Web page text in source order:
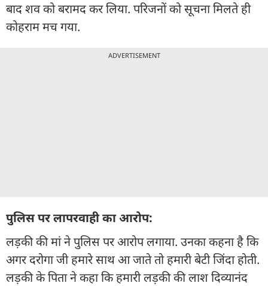
बाद शव को बरामद कर लिया. परिजनों को सूचना मिलते ही
कोहराम मच गया.
ADVERTISEMENT
पुलिस पर लापरवाही का आरोप:
लड़की की मां ने पुलिस पर आरोप लगाया. उनका कहना है कि
अगर दरोगा जी हमारे साथ आ जाते तो हमारी बेटी जिंदा होती.
लड़की के पिता ने कहा कि हमारी लड़की की लाश दिव्यानंद